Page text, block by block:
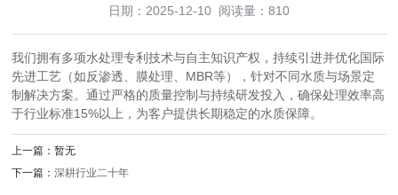
日期：2025-12-10 阅读量： 810
我们拥有多项水处理专利技术与自主知识产权，持续引进并优化国际
先进工艺（如反渗透、膜处理、MBR等），针对不同水质与场景定
制解决方案。通过严格的质量控制与持续研发投入，确保处理效率高
于行业标准15%以上，为客户提供长期稳定的水质保障。
上一篇：暂无
下一篇：深耕行业二十年